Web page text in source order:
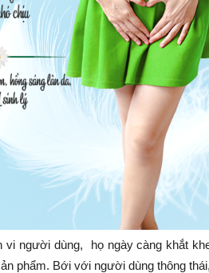
vi người dùng, họ ngày càng khắt
phẩm. Bới với người dùng thông